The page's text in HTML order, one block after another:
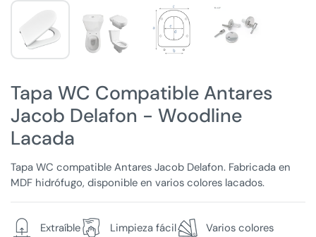
Tapa WC Compatible Antares
Jacob Delafon - Woodline
Lacada
Tapa WC compatible Antares Jacob Delafon. Fabricada en
MDF hidrófugo, disponible en varios colores lacados.
Extraíble Limpieza fácil
Varios colores